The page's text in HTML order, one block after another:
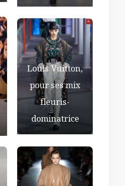
Louis Vuitton,
pour ses mix
fleuris-
dominatrice